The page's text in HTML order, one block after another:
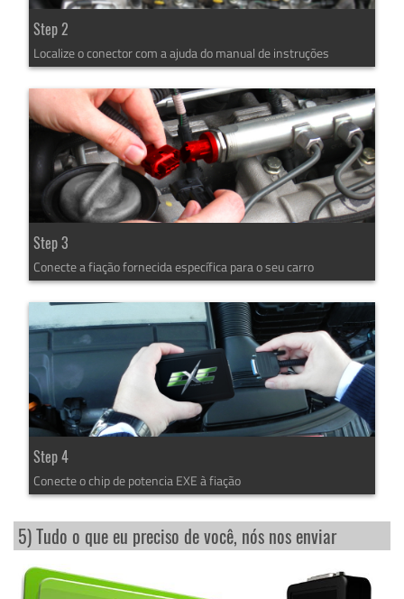
Step 2
Localize o conector com a ajuda do manual de instruções
Step 3
Conecte a fiação fornecida específica para o seu carro
Step 4
Conecte o chip de potencia EXE à fiação
5) Tudo o que eu preciso de você, nós nos enviar